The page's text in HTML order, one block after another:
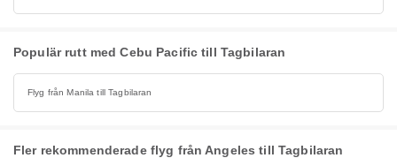
Populär rutt med Cebu Pacific till Tagbilaran
Flyg från Manila till Tagbilaran
Fler rekommenderade flyg från Angeles till Tagbilaran